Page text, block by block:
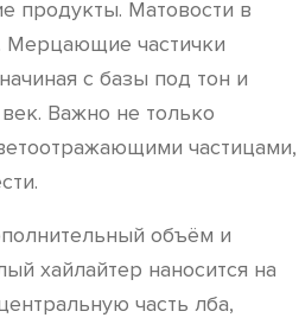
продукты. Матовости в
Мерцающие частички
с базы под тон и
Важно не только
частицами,
объём и
хайлайтер наносится на
часть лба,